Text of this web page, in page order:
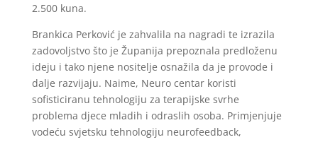
2.500 kuna.
Brankica Perković je zahvalila na nagradi te izrazila
zadovoljstvo što je Županija prepoznala predloženu
ideju i tako njene nositelje osnažila da je provode i
dalje razvijaju. Naime, Neuro centar koristi
sofisticiranu tehnologiju za terapijske svrhe
problema djece mladih i odraslih osoba. Primjenjuje
vodeću svjetsku tehnologiju neurofeedback,